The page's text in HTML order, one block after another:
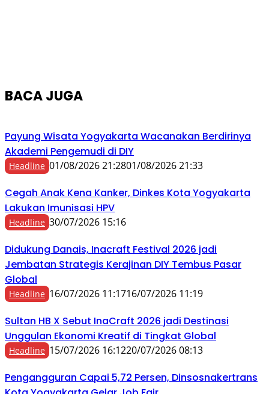
BACA JUGA
Payung Wisata Yogyakarta Wacanakan Berdirinya
Akademi Pengemudi di DIY
Headline 01/08/2026 21:2801/08/2026 21:33
Cegah Anak Kena Kanker, Dinkes Kota Yogyakarta
Lakukan Imunisasi HPV
Headline 30/07/2026 15:16
Didukung Danais, Inacraft Festival 2026 jadi
Jembatan Strategis Kerajinan DIY Tembus Pasar
Global
Headline 16/07/2026 11:1716/07/2026 11:19
Sultan HB X Sebut InaCraft 2026 jadi Destinasi
Unggulan Ekonomi Kreatif di Tingkat Global
Headline 15/07/2026 16:1220/07/2026 08:13
Pengangguran Capai 5,72 Persen, Dinsosnakertrans